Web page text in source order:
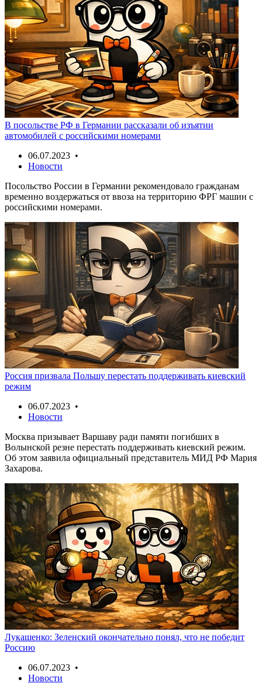
В посольстве РФ в Германии рассказали об изъятии
автомобилей с российскими номерами
06.07.2023 •
Новости
Посольство России в Германии рекомендовало гражданам
временно воздержаться от ввоза на территорию ФРГ машин с
российскими номерами.
Россия призвала Польшу перестать поддерживать киевский
режим
06.07.2023 •
Новости
Москва призывает Варшаву ради памяти погибших в
Волынской резне перестать поддерживать киевский режим.
Об этом заявила официальный представитель МИД РФ Мария
Захарова.
Лукашенко: Зеленский окончательно понял, что не победит
Россию
06.07.2023 •
Новости